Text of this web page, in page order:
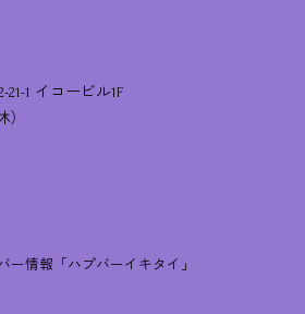
1 イコービル1F
）
ー情報「ハプバーイキタイ」